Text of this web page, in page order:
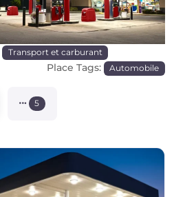
Transport et carburant
Place Tags: Automobile
5